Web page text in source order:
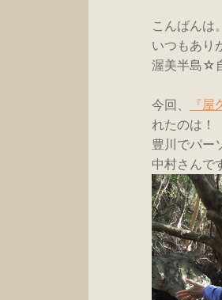
こんばんは。
いつもあり
渥美半島☆
今回、 『
れたのは！
豊川でパー
中村さんで